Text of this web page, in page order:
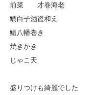
前菜 才巻海老
鯛白子酒盗和え
鱧八幡巻き
焼きかき
じゃこ天
盛りつけも綺麗でした